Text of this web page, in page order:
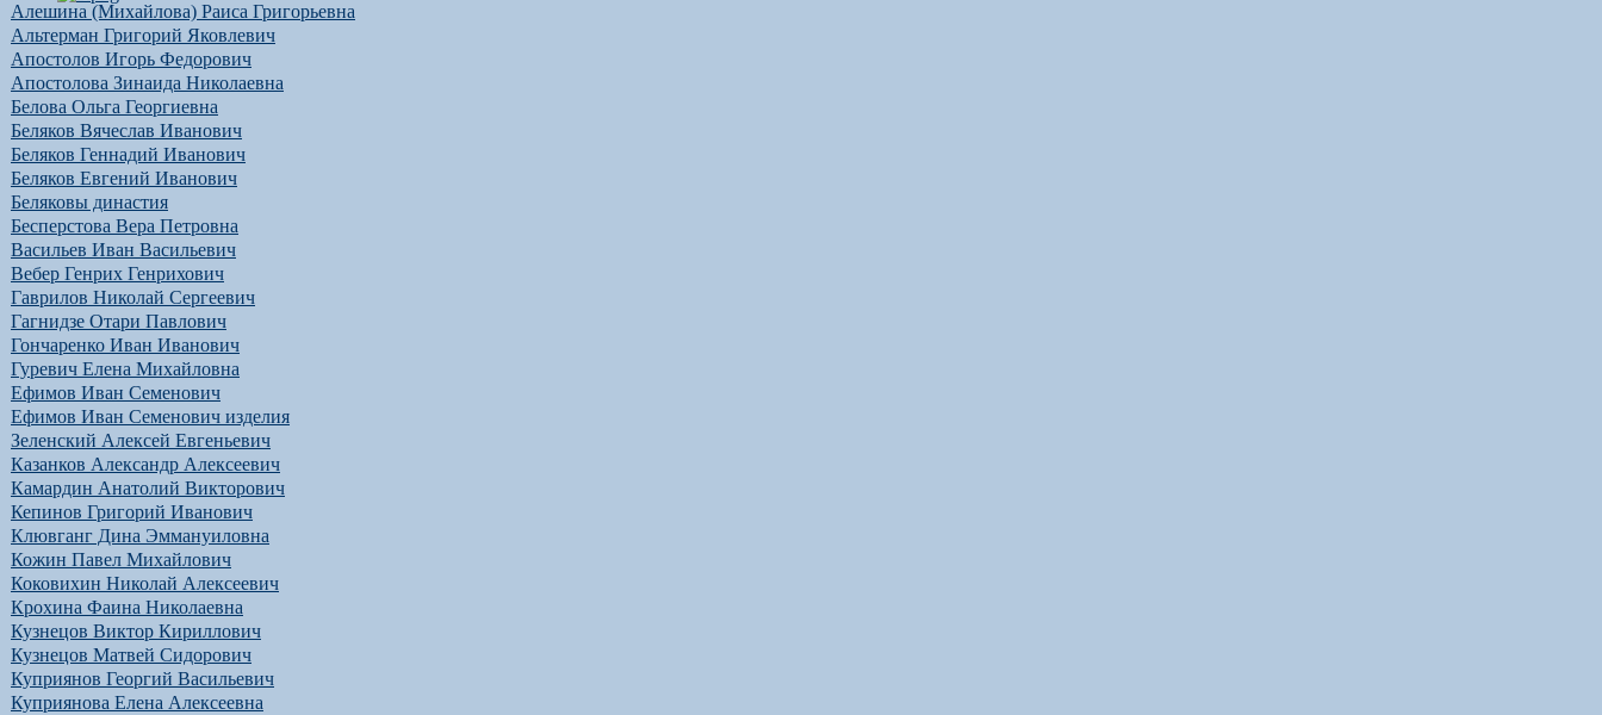
Алешина (Михайлова) Раиса Григорьевна
Альтерман Григорий Яковлевич
Апостолов Игорь Федорович
Апостолова Зинаида Николаевна
Белова Ольга Георгиевна
Беляков Вячеслав Иванович
Беляков Геннадий Иванович
Беляков Евгений Иванович
Беляковы династия
Бесперстова Вера Петровна
Васильев Иван Васильевич
Вебер Генрих Генрихович
Гаврилов Николай Сергеевич
Гагнидзе Отари Павлович
Гончаренко Иван Иванович
Гуревич Елена Михайловна
Ефимов Иван Семенович
Ефимов Иван Семенович изделия
Зеленский Алексей Евгеньевич
Казанков Александр Алексеевич
Камардин Анатолий Викторович
Кепинов Григорий Иванович
Клювганг Дина Эммануиловна
Кожин Павел Михайлович
Коковихин Николай Алексеевич
Крохина Фаина Николаевна
Кузнецов Виктор Кириллович
Кузнецов Матвей Сидорович
Куприянов Георгий Васильевич
Куприянова Елена Алексеевна